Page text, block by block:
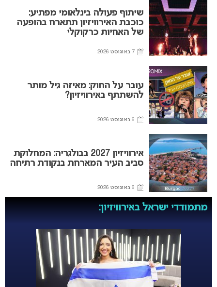
שיתוף פעולה בינלאומי מפתיע:
כוכבת האירוויזיון תתארח בהופעה
של האחיות כרקוקלי
7 באוגוסט 2026
עובר על החוק: מאיזה גיל מותר
להשתתף באירוויזיון?
6 באוגוסט 2026
אירוויזיון 2027 בבולגריה: המחלוקת
סביב העיר המארחת בנקודת רתיחה
6 באוגוסט 2026
מתמודדי ישראל באירוויזיון: